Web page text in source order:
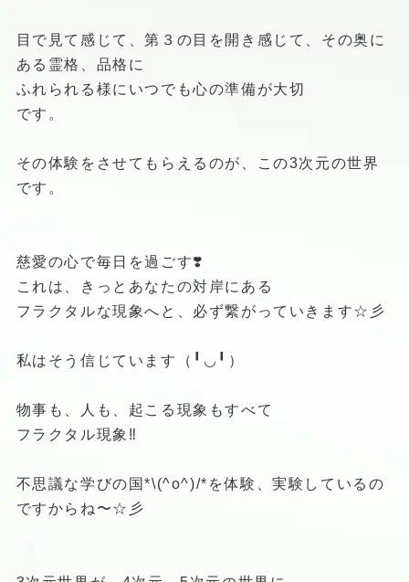
目で見て感じて、第３の目を開き感じて、その奥に
ある霊格、品格に
ふれられる様にいつでも心の準備が大切
です。
その体験をさせてもらえるのが、この3次元の世界
です。
慈愛の心で毎日を過ごす❣️
これは、きっとあなたの対岸にある
フラクタルな現象へと、必ず繋がっていきます☆彡
私はそう信じています（╹◡╹）
物事も、人も、起こる現象もすべて
フラクタル現象‼️
不思議な学びの国*\(^o^)/*を体験、実験しているの
ですからね〜☆彡